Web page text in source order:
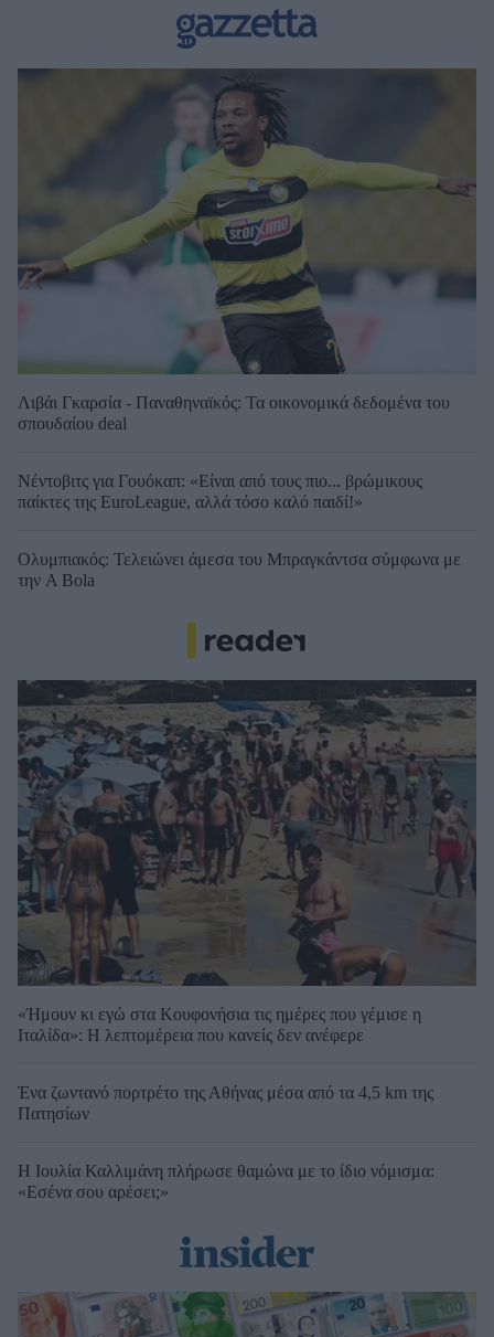
Λιβάι Γκαρσία - Παναθηναϊκός: Τα οικονομικά δεδομένα του
σπουδαίου deal
Νέντοβιτς για Γουόκαπ: «Είναι από τους πιο... βρώμικους
παίκτες της EuroLeague, αλλά τόσο καλό παιδί!»
Ολυμπιακός: Τελειώνει άμεσα του Μπραγκάντσα σύμφωνα με
την A Bola
«Ήμουν κι εγώ στα Κουφονήσια τις ημέρες που γέμισε η
Ιταλίδα»: Η λεπτομέρεια που κανείς δεν ανέφερε
Ένα ζωντανό πορτρέτο της Αθήνας μέσα από τα 4,5 km της
Πατησίων
Η Ιουλία Καλλιμάνη πλήρωσε θαμώνα με το ίδιο νόμισμα:
«Εσένα σου αρέσει;»